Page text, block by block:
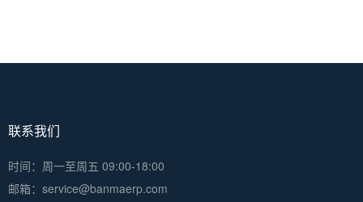
联系我们
时间：周一至周五 09:00-18:00
邮箱：service@banmaerp.com